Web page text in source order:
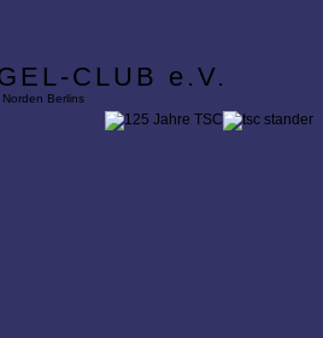
CLUB e.V.
Berlins